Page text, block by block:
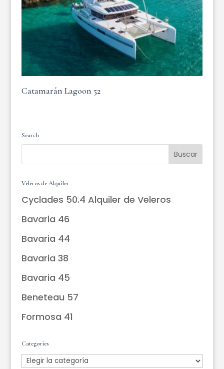
Catamarán Lagoon 52
Search
Veleros de Alquiler
Cyclades 50.4 Alquiler de Veleros
Bavaria 46
Bavaria 44
Bavaria 38
Bavaria 45
Beneteau 57
Formosa 41
Categories
Categories